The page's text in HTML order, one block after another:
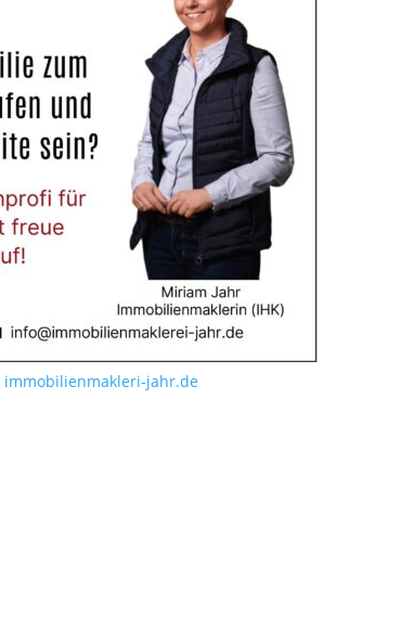
immobilienmakleri-jahr.de